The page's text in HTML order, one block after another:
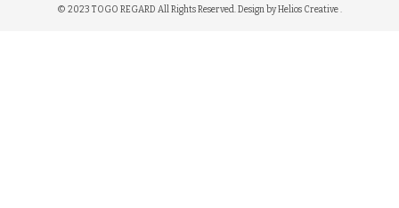
© 2023 TOGO REGARD All Rights Reserved. Design by Helios Creative .